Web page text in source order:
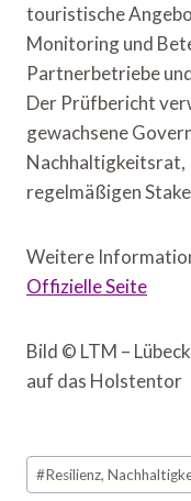
touristische
Monitoring und
Partnerbetriebe
Der Prüfbericht
gewachsene
regelmäßigen
Weitere
Offizielle Seite
Bild © LTM –
auf das Holstentor
Schlagworte:
#Resilienz,